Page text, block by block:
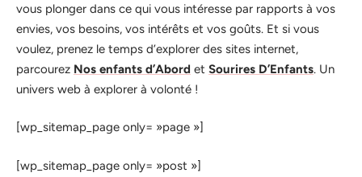
vous plonger dans ce qui vous intéresse par rapports à vos
envies, vos besoins, vos intérêts et vos goûts. Et si vous
voulez, prenez le temps d’explorer des sites internet,
parcourez Nos enfants d’Abord et Sourires D’Enfants. Un
univers web à explorer à volonté !
[wp_sitemap_page only= »page »]
[wp_sitemap_page only= »post »]